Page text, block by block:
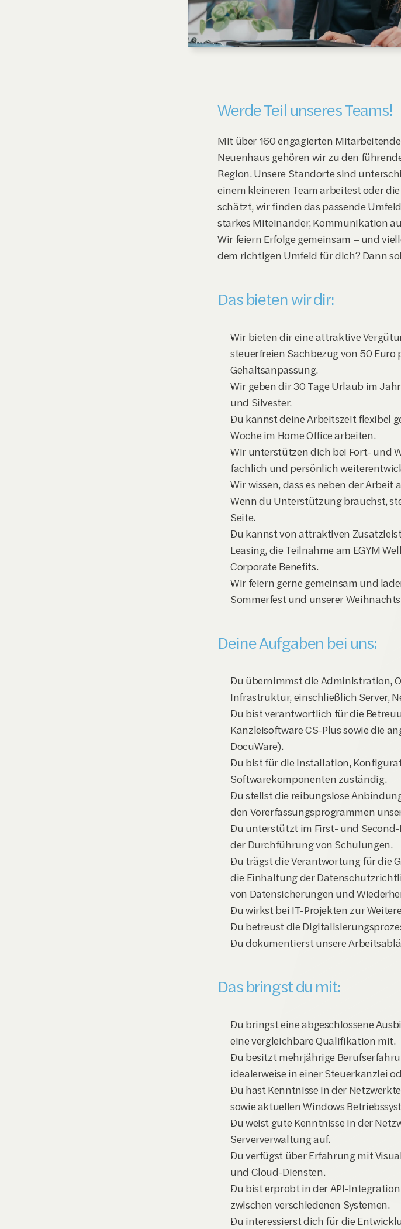
Werde Teil unseres Teams!
Mit über 160 engagierten
Neuenhaus gehören wir zu den
Region. Unsere Standorte sind
einem kleineren Team arbeitest oder
schätzt, wir finden das passende
starkes Miteinander, Kommunikation
Wir feiern Erfolge gemeinsam – und
dem richtigen Umfeld für dich? Dann
Das bieten wir dir:
Wir bieten dir eine attraktive
steuerfreien Sachbezug von 50
Gehaltsanpassung.
Wir geben dir 30 Tage Urlaub im
und Silvester.
Du kannst deine Arbeitszeit flexibel
Woche im Home Office arbeiten.
Wir unterstützen dich bei Fort- und
fachlich und persönlich
Wir wissen, dass es neben der
Wenn du Unterstützung brauchst,
Seite.
Du kannst von attraktiven
Leasing, die Teilnahme am EGYM
Corporate Benefits.
Wir feiern gerne gemeinsam und
Sommerfest und unserer
Deine Aufgaben bei uns:
Du übernimmst die Administration,
Infrastruktur, einschließlich Server,
Du bist verantwortlich für die
Kanzleisoftware CS-Plus sowie die
DocuWare).
Du bist für die Installation,
Softwarekomponenten zuständig.
Du stellst die reibungslose
den Vorerfassungsprogrammen
Du unterstützt im First- und
der Durchführung von Schulungen.
Du trägst die Verantwortung für die
die Einhaltung der
von Datensicherungen und
Du wirkst bei IT-Projekten zur
Du betreust die
Du dokumentierst unsere
Das bringst du mit:
Du bringst eine abgeschlossene
eine vergleichbare Qualifikation mit.
Du besitzt mehrjährige
idealerweise in einer Steuerkanzlei
Du hast Kenntnisse in der
sowie aktuellen Windows
Du weist gute Kenntnisse in der
Serververwaltung auf.
Du verfügst über Erfahrung mit
und Cloud-Diensten.
Du bist erprobt in der API-
zwischen verschiedenen Systemen.
Du interessierst dich für die